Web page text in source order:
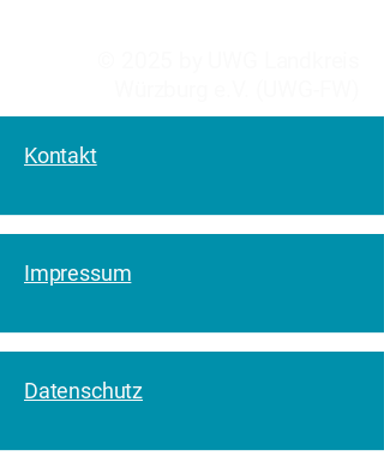
Kontakt
Impressum
Datenschutz